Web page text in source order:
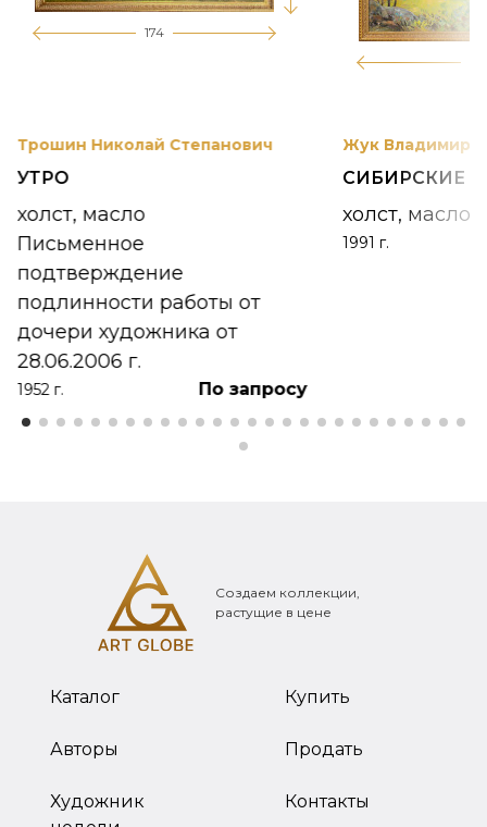
174
Трошин Николай Степанович
УТРО
холст, масло
Письменное
подтверждение
подлинности работы от
дочери художника от
28.06.2006 г.
1952 г. По запросу
Жук Владимир
СИБИРСКИЕ
холст, масло
1991 г.
Создаем коллекции,
растущие в цене
Каталог
Авторы
Художник
Купить
Продать
Контакты